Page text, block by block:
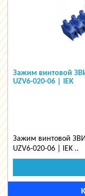
Зажим винтовой
UZV6-020-06 | IEK
Зажим винтовой
UZV6-020-06 | IEK ..